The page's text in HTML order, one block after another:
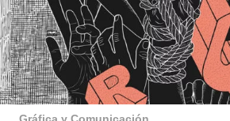
Gráfica y Comunicación